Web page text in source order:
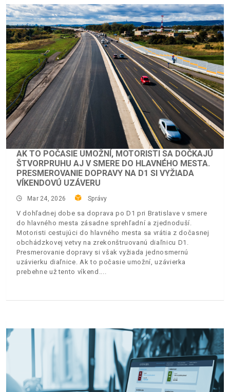
AK TO POČASIE UMOŽNÍ, MOTORISTI SA DOČKAJÚ
ŠTVORPRUHU AJ V SMERE DO HLAVNÉHO MESTA.
PRESMEROVANIE DOPRAVY NA D1 SI VYŽIADA
VÍKENDOVÚ UZÁVERU
Mar 24, 2026 Správy
V dohľadnej dobe sa doprava po D1 pri Bratislave v smere
do hlavného mesta zásadne sprehľadní a zjednoduší.
Motoristi cestujúci do hlavného mesta sa vrátia z dočasnej
obchádzkovej vetvy na zrekonštruovanú diaľnicu D1.
Presmerovanie dopravy si však vyžiada jednosmernú
uzávierku diaľnice. Ak to počasie umožní, uzávierka
prebehne už tento víkend.